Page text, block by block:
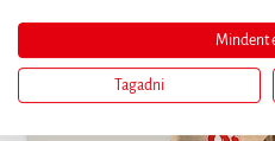
Mindent
Tagadni